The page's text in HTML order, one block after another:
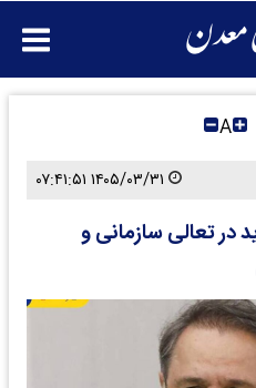
A
تعالی سازمانی و